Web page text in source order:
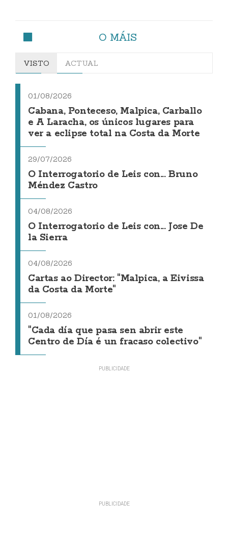
O MÁIS
VISTO ACTUAL
01/08/2026
Cabana, Ponteceso, Malpica, Carballo
e A Laracha, os únicos lugares para
ver a eclipse total na Costa da Morte
29/07/2026
O Interrogatorio de Leis con... Bruno
Méndez Castro
04/08/2026
O Interrogatorio de Leis con... Jose De
la Sierra
04/08/2026
Cartas ao Director: "Malpica, a Eivissa
da Costa da Morte"
01/08/2026
"Cada día que pasa sen abrir este
Centro de Día é un fracaso colectivo"